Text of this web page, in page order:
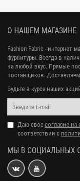
О НАШЕМ МАГАЗИНЕ
Fashion Fabric - интернет
фурнитуры. Всегда в
на любой вкус. Прямые
поставщиков.
Будьте в курсе наших
Даю свое согласие на
соответствии с
МЫ В СОЦИАЛЬНЫХ